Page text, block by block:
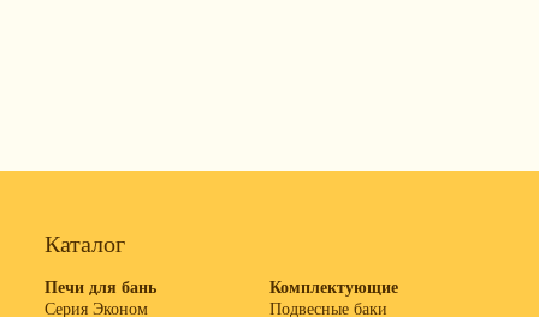
Каталог
Печи для бань
Серия Эконом
Комплектующие
Подвесные баки